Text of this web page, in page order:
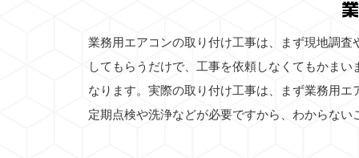
業務用エアコンの取り付け工事は、まず現地調
してもらうだけで、工事を依頼しなくてもかま
なります。実際の取り付け工事は、まず業務用
定期点検や洗浄などが必要ですから、わからな